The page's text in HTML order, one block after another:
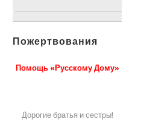
Пожертвования
Помощь «Русскому Дому»
Дорогие братья и сестры!